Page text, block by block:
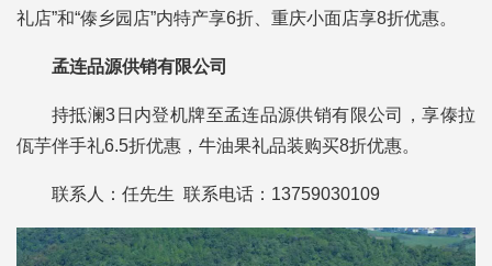
礼店”和“傣乡园店”内特产享6折、重庆小面店享8折优惠。
孟连品源供销有限公司
持抵澜3日内登机牌至孟连品源供销有限公司，享傣拉
佤芋伴手礼6.5折优惠，牛油果礼品装购买8折优惠。
联系人：任先生 联系电话：13759030109